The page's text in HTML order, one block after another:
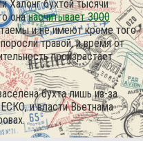
Халонг бухтой тысячи
онанасчитывает 3000
и не имеют кроме того
травой, и время от
произрастает
бухта лишь из-за
и власти Вьетнама